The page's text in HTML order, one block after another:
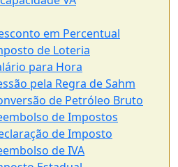
em Percentual
de Loteria
para Hora
pela Regra de Sahm
de Petróleo Bruto
de Impostos
de Imposto
de IVA